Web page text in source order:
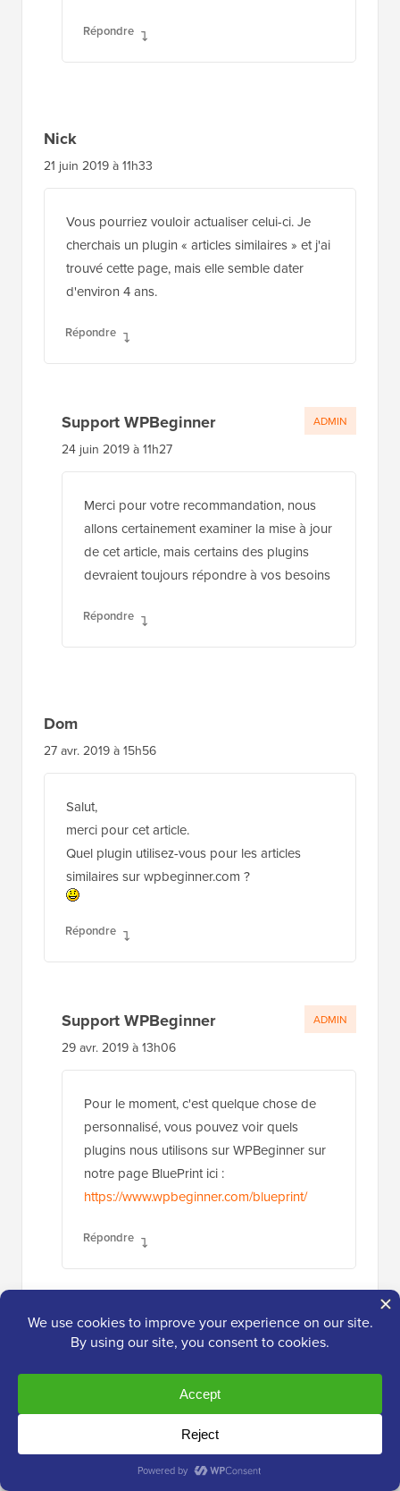
Répondre
Nick
21 juin 2019 à 11h33
Vous pourriez vouloir actualiser celui-ci. Je
cherchais un plugin « articles similaires » et j'ai
trouvé cette page, mais elle semble dater
d'environ 4 ans.
Répondre
Support WPBeginner
24 juin 2019 à 11h27
Merci pour votre recommandation, nous
allons certainement examiner la mise à jour
de cet article, mais certains des plugins
devraient toujours répondre à vos besoins
Répondre
ADMIN
Dom
27 avr. 2019 à 15h56
Salut,
merci pour cet article.
Quel plugin utilisez-vous pour les articles
similaires sur wpbeginner.com ?
Répondre
Support WPBeginner
29 avr. 2019 à 13h06
Pour le moment, c'est quelque chose de
personnalisé, vous pouvez voir quels
plugins nous utilisons sur WPBeginner sur
notre page BluePrint ici :
https://www.wpbeginner.com/blueprint/
Répondre
ADMIN
Kaan
13 avr. 2019 à 5:45
Vous feriez mieux de mettre à jour votre liste.
Le plugin Yuzo related posts cause des
problèmes de redirection et il a été